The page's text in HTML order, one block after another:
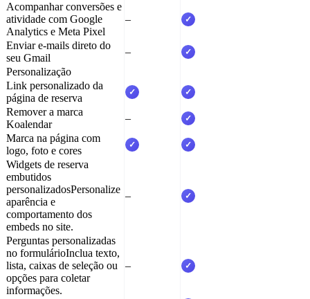
Acompanhar conversões e
atividade com Google
Analytics e Meta Pixel
– ✓
Enviar e-mails direto do
seu Gmail
– ✓
Personalização
Link personalizado da
página de reserva
✓ ✓
Remover a marca
Koalendar
– ✓
Marca na página com
logo, foto e cores
✓ ✓
Widgets de reserva
embutidos
personalizadosPersonalize
aparência e
comportamento dos
embeds no site.
– ✓
Perguntas personalizadas
no formulárioInclua texto,
lista, caixas de seleção ou
opções para coletar
informações.
– ✓